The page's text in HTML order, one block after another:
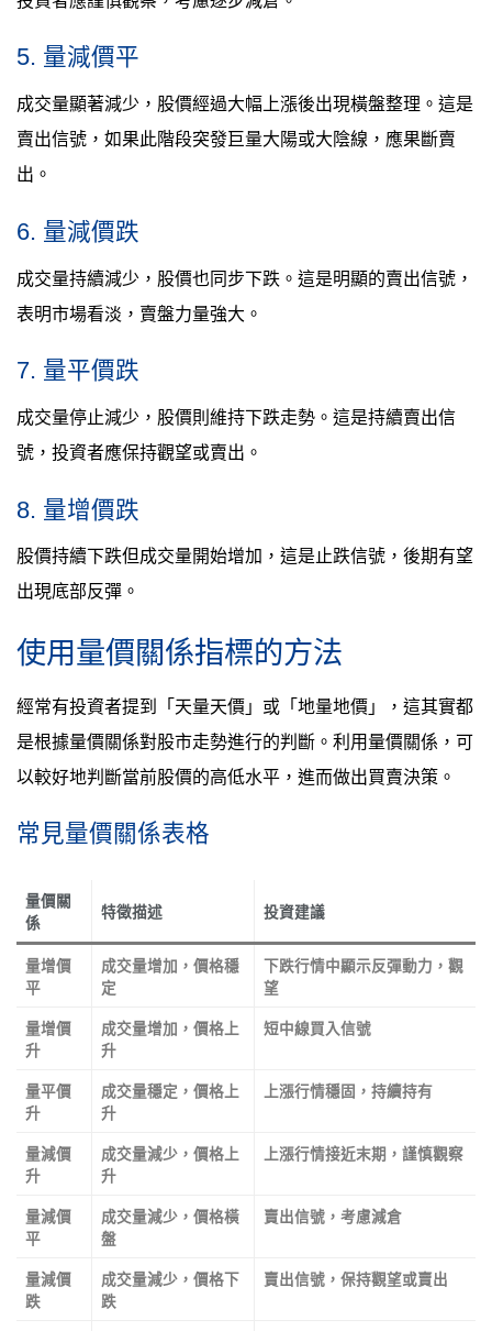
5. 量減價平
成交量顯著減少，股價經過大幅上漲後出現橫盤整理。這是
賣出信號，如果此階段突發巨量大陽或大陰線，應果斷賣
出。
6. 量減價跌
成交量持續減少，股價也同步下跌。這是明顯的賣出信號，
表明市場看淡，賣盤力量強大。
7. 量平價跌
成交量停止減少，股價則維持下跌走勢。這是持續賣出信
號，投資者應保持觀望或賣出。
8. 量增價跌
股價持續下跌但成交量開始增加，這是止跌信號，後期有望
出現底部反彈。
使用量價關係指標的方法
經常有投資者提到「天量天價」或「地量地價」，這其實都
是根據量價關係對股市走勢進行的判斷。利用量價關係，可
以較好地判斷當前股價的高低水平，進而做出買賣決策。
常見量價關係表格
量價關
係
特徵描述 投資建議
量增價
平
成交量增加，價格穩
定
下跌行情中顯示反彈動力，觀
望
量增價
升
成交量增加，價格上
升
短中線買入信號
量平價
升
成交量穩定，價格上
升
上漲行情穩固，持續持有
量減價
升
成交量減少，價格上
升
上漲行情接近末期，謹慎觀察
量減價
平
成交量減少，價格橫
盤
賣出信號，考慮減倉
量減價
跌
成交量減少，價格下
跌
賣出信號，保持觀望或賣出